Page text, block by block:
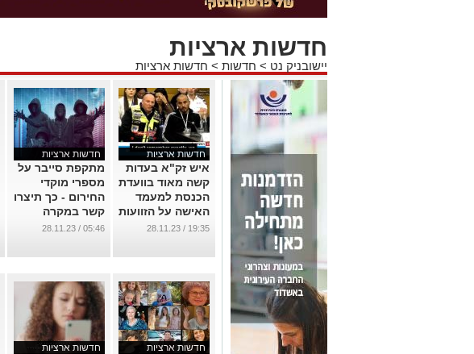
חדשות ארציות
יישובניק נט > חדשות > חדשות ארציות
חדשות ארציות
איש זק"א בעדות
קשה מאוד בוועדת
הכנסת למעמד
האישה על הזוועות
מהטבח בעוטף
...
19:35 / 28.11.23
חדשות ארציות
מתקפת סייבר על
מספרי מוקדי
החירום - כך תיצרו
קשר במקרה
הצורך
05:46 / 28.11.23
חדשות ארציות חדשות ארציות